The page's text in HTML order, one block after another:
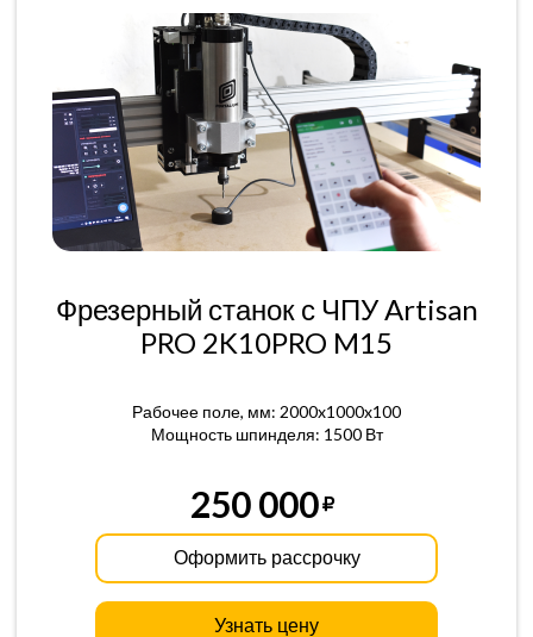
Фрезерный станок с ЧПУ Artisan
PRO 2K10PRO M15
Рабочее поле, мм: 2000x1000x100
Мощность шпинделя: 1500 Вт
250 000
Оформить рассрочку
Узнать цену